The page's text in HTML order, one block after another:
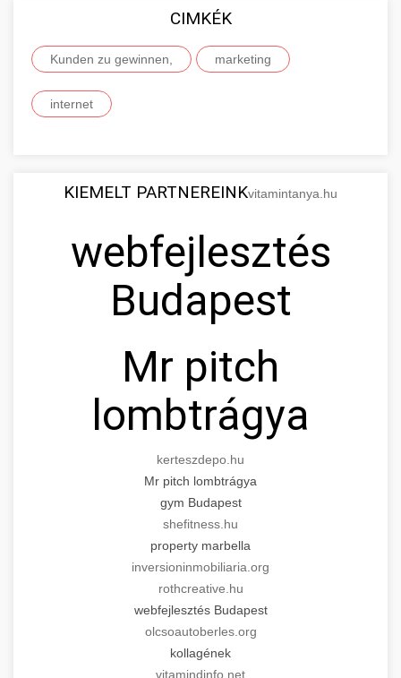
CIMKÉK
Kunden zu gewinnen, marketing
internet
KIEMELT PARTNEREINKvitamintanya.hu
webfejlesztés
Budapest
Mr pitch
lombtrágya
kerteszdepo.hu
Mr pitch lombtrágya
gym Budapest
shefitness.hu
property marbella
inversioninmobiliaria.org
rothcreative.hu
webfejlesztés Budapest
olcsoautoberles.org
kollagének
vitamindinfo.net